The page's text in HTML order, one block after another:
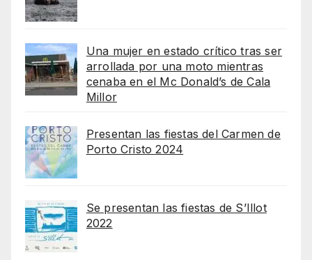
Una mujer en estado crítico tras ser
arrollada por una moto mientras
cenaba en el Mc Donald’s de Cala
Millor
Presentan las fiestas del Carmen de
Porto Cristo 2024
Se presentan las fiestas de S’Illot
2022